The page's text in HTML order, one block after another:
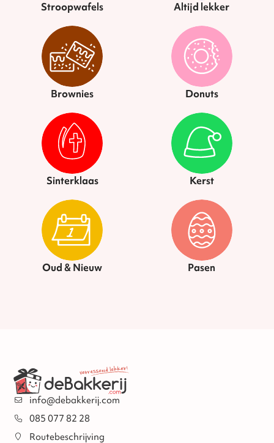
Stroopwafels Altijd lekker
Brownies Donuts
Sinterklaas Kerst
Oud & Nieuw Pasen
info@debakkerij.com
085 077 82 28
Routebeschrijving